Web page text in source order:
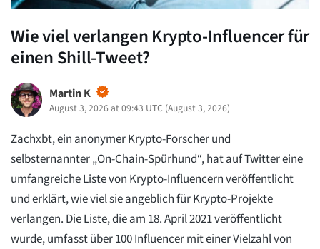
Wie viel verlangen Krypto-Influencer für
einen Shill-Tweet?
Martin K
August 3, 2026 at 09:43 UTC (August 3, 2026)
Zachxbt, ein anonymer Krypto-Forscher und
selbsternannter „On-Chain-Spürhund“, hat auf Twitter eine
umfangreiche Liste von Krypto-Influencern veröffentlicht
und erklärt, wie viel sie angeblich für Krypto-Projekte
verlangen. Die Liste, die am 18. April 2021 veröffentlicht
wurde, umfasst über 100 Influencer mit einer Vielzahl von